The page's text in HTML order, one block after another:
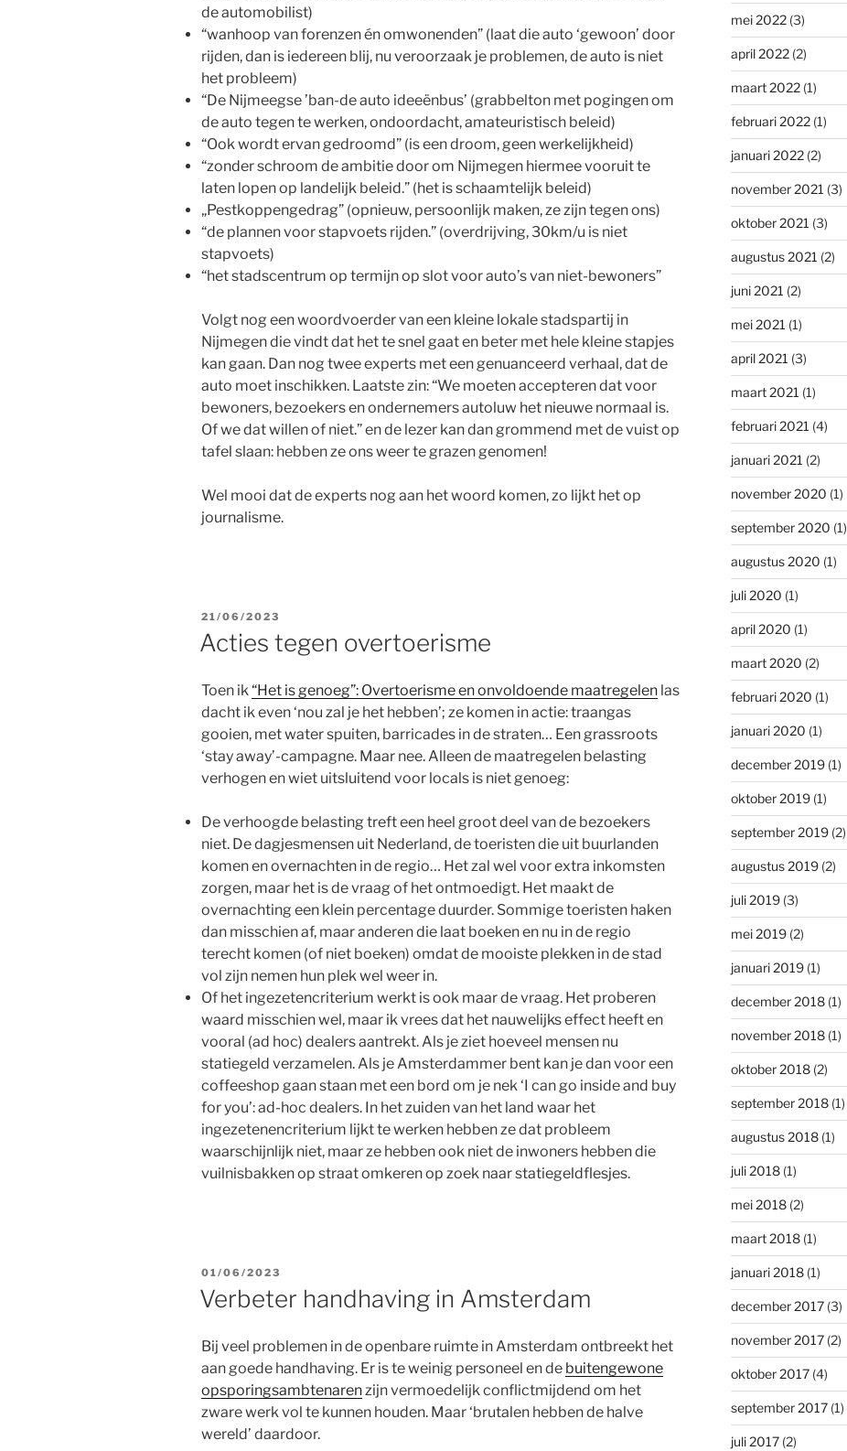
de automobilist)
“wanhoop van forenzen én omwonenden” (laat die auto ‘gewoon’ door
rijden, dan is iedereen blij, nu veroorzaak je problemen, de auto is niet
het probleem)
“De Nijmeegse ’ban-de auto ideeënbus’ (grabbelton met pogingen om
de auto tegen te werken, ondoordacht, amateuristisch beleid)
“Ook wordt ervan gedroomd” (is een droom, geen werkelijkheid)
“zonder schroom de ambitie door om Nijmegen hiermee vooruit te
laten lopen op landelijk beleid.” (het is schaamtelijk beleid)
„Pestkoppengedrag” (opnieuw, persoonlijk maken, ze zijn tegen ons)
“de plannen voor stapvoets rijden.” (overdrijving, 30km/u is niet
stapvoets)
“het stadscentrum op termijn op slot voor auto’s van niet-bewoners”
Volgt nog een woordvoerder van een kleine lokale stadspartij in
Nijmegen die vindt dat het te snel gaat en beter met hele kleine stapjes
kan gaan. Dan nog twee experts met een genuanceerd verhaal, dat de
auto moet inschikken. Laatste zin: “We moeten accepteren dat voor
bewoners, bezoekers en ondernemers autoluw het nieuwe normaal is.
Of we dat willen of niet.” en de lezer kan dan grommend met de vuist op
tafel slaan: hebben ze ons weer te grazen genomen!
Wel mooi dat de experts nog aan het woord komen, zo lijkt het op
journalisme.
GEPLAATST
21/06/2023
Acties tegen overtoerisme
Toen ik“Het is genoeg”: Overtoerisme en onvoldoende maatregelen las
dacht ik even ‘nou zal je het hebben’; ze komen in actie: traangas
gooien, met water spuiten, barricades in de straten… Een grassroots
‘stay away’-campagne. Maar nee. Alleen de maatregelen belasting
verhogen en wiet uitsluitend voor locals is niet genoeg:
De verhoogde belasting treft een heel groot deel van de bezoekers
niet. De dagjesmensen uit Nederland, de toeristen die uit buurlanden
komen en overnachten in de regio… Het zal wel voor extra inkomsten
zorgen, maar het is de vraag of het ontmoedigt. Het maakt de
overnachting een klein percentage duurder. Sommige toeristen haken
dan misschien af, maar anderen die laat boeken en nu in de regio
terecht komen (of niet boeken) omdat de mooiste plekken in de stad
vol zijn nemen hun plek wel weer in.
Of het ingezetencriterium werkt is ook maar de vraag. Het proberen
waard misschien wel, maar ik vrees dat het nauwelijks effect heeft en
vooral (ad hoc) dealers aantrekt. Als je ziet hoeveel mensen nu
statiegeld verzamelen. Als je Amsterdammer bent kan je dan voor een
coffeeshop gaan staan met een bord om je nek ‘I can go inside and buy
for you’: ad-hoc dealers. In het zuiden van het land waar het
ingezetenencriterium lijkt te werken hebben ze dat probleem
waarschijnlijk niet, maar ze hebben ook niet de inwoners hebben die
vuilnisbakken op straat omkeren op zoek naar statiegeldflesjes.
GEPLAATST
OP
01/06/2023
Verbeter handhaving in Amsterdam
Bij veel problemen in de openbare ruimte in Amsterdam ontbreekt het
aan goede handhaving. Er is te weinig personeel en de buitengewone
opsporingsambtenarenzijn vermoedelijk conflictmijdend om het
zware werk vol te kunnen houden. Maar ‘brutalen hebben de halve
wereld’ daardoor.
mei 2022(3)
april 2022(2)
maart 2022(1)
februari 2022(1)
januari 2022(2)
november 2021 (3)
oktober 2021 (3)
augustus 2021 (2)
juni 2021 (2)
mei 2021 (1)
april 2021 (3)
maart 2021 (1)
februari 2021 (4)
januari 2021 (2)
november 2020 (1)
september 2020 (1)
augustus 2020 (1)
juli 2020 (1)
april 2020 (1)
maart 2020 (2)
februari 2020 (1)
januari 2020 (1)
december 2019(1)
oktober 2019(1)
september 2019(2)
augustus 2019(2)
juli 2019(3)
mei 2019(2)
januari 2019(1)
december 2018(1)
november 2018(1)
oktober 2018(2)
september 2018(1)
augustus 2018(1)
juli 2018(1)
mei 2018(2)
maart 2018(1)
januari 2018(1)
december 2017(3)
november 2017(2)
oktober 2017(4)
september 2017(1)
juli 2017(2)